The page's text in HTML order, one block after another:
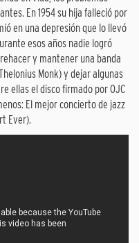
En 1954 su hija falleció por
en una depresión que lo llevó
esos años nadie logró
y mantener una banda
Monk) y dejar algunas
ellas el disco firmado por OJC
El mejor concierto de jazz
Ever).